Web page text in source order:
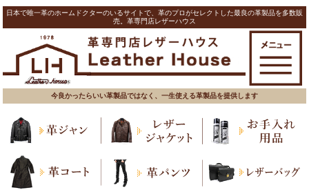
日本で唯一革のホームドクターのいるサイトで、革のプロがセレクトした最良の革製品を多数販
売。革専門店レザーハウス
今良かったらいい革製品ではなく、一生使える革製品を提供します